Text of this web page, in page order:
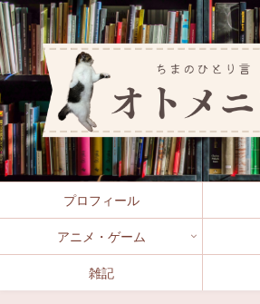
プロフィール
アニメ・ゲーム
雑記